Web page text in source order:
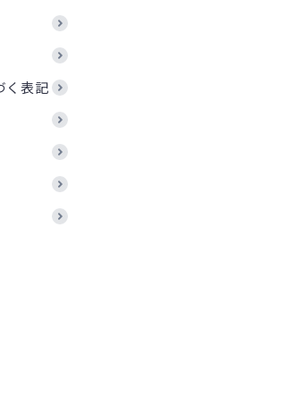
く表記